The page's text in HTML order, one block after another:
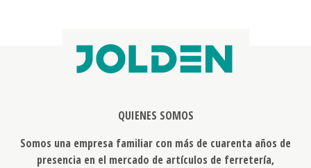
QUIENES SOMOS
Somos una empresa familiar con más de cuarenta años de
presencia en el mercado de artículos de ferretería,